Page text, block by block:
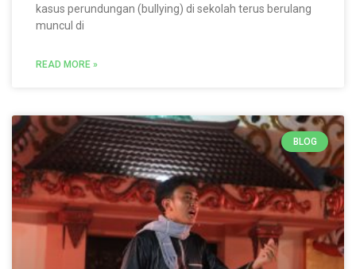
kasus perundungan (bullying) di sekolah terus berulang
muncul di
READ MORE »
BLOG